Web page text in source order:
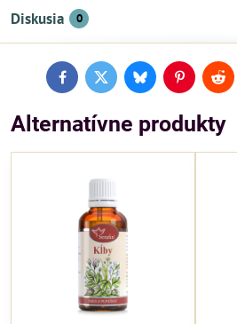
Diskusia 0
FacebookTwitterBlueskyPinterest
Alternatívne produkty